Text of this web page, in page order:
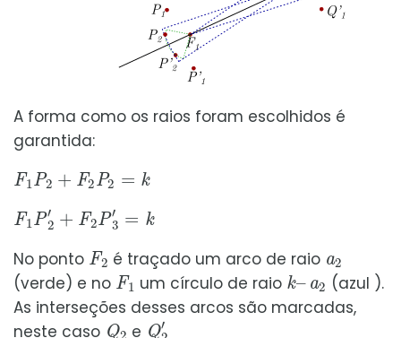
A forma como os raios foram escolhidos é
garantida:
F1 P2 2P 2
F1 P2 2P 3′
No ponto
F2
é traçado um arco de raio
(verde) e no
F1
um círculo de raio
k–
a2
(azul ).
As interseções desses arcos são marcadas,
neste caso
Q2
e
Q2′